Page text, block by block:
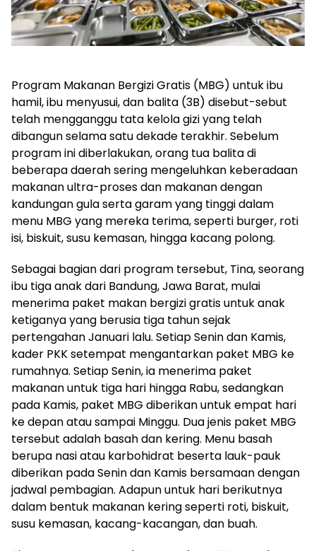
Program Makanan Bergizi Gratis (MBG) untuk ibu
hamil, ibu menyusui, dan balita (3B) disebut-sebut
telah mengganggu tata kelola gizi yang telah
dibangun selama satu dekade terakhir. Sebelum
program ini diberlakukan, orang tua balita di
beberapa daerah sering mengeluhkan keberadaan
makanan ultra-proses dan makanan dengan
kandungan gula serta garam yang tinggi dalam
menu MBG yang mereka terima, seperti burger, roti
isi, biskuit, susu kemasan, hingga kacang polong.
Sebagai bagian dari program tersebut, Tina, seorang
ibu tiga anak dari Bandung, Jawa Barat, mulai
menerima paket makan bergizi gratis untuk anak
ketiganya yang berusia tiga tahun sejak
pertengahan Januari lalu. Setiap Senin dan Kamis,
kader PKK setempat mengantarkan paket MBG ke
rumahnya. Setiap Senin, ia menerima paket
makanan untuk tiga hari hingga Rabu, sedangkan
pada Kamis, paket MBG diberikan untuk empat hari
ke depan atau sampai Minggu. Dua jenis paket MBG
tersebut adalah basah dan kering. Menu basah
berupa nasi atau karbohidrat beserta lauk-pauk
diberikan pada Senin dan Kamis bersamaan dengan
jadwal pembagian. Adapun untuk hari berikutnya
dalam bentuk makanan kering seperti roti, biskuit,
susu kemasan, kacang-kacangan, dan buah.